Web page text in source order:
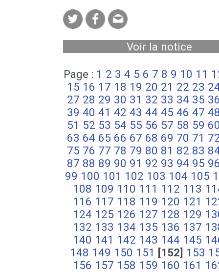
Voir la notice
Page : 1 2 3 4 5 6 7 8 9 10 11
15 16 17 18 19 20 21 22 23
27 28 29 30 31 32 33 34 35
39 40 41 42 43 44 45 46 47
51 52 53 54 55 56 57 58 59
63 64 65 66 67 68 69 70 71
75 76 77 78 79 80 81 82 83
87 88 89 90 91 92 93 94 95
99 100 101 102 103 104 105
108 109 110 111 112 113
116 117 118 119 120 121
124 125 126 127 128 129
132 133 134 135 136 137
140 141 142 143 144 145
148 149 150 151 [152] 153
156 157 158 159 160 161